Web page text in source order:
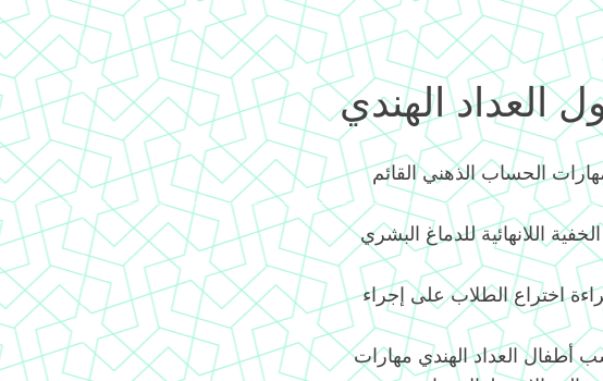
العداد الهندي
الحساب الذهني القائم
اللانهائية للدماغ البشري
اختراع الطلاب على إجراء
للأطفال من سن 5 إلى 13 عامًا. يكتسب أطفال العداد الهندي مهارات